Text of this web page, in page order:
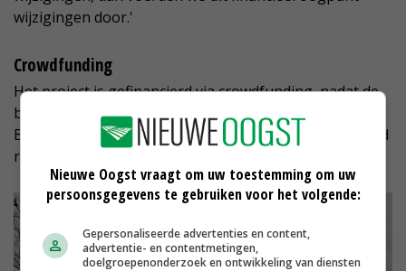
wijzigingen door.'
Crowdfunding
Het project is gefinancierd via crowdfunding, nadat de
bank aangaf geen toekomst te zien voor dit concept.
Binnen één uur was hun aanvraag bij Collin Crowdfund
rond door 278 investeerders.
Nieuwe Oogst vraagt om uw toestemming om uw
persoonsgegevens te gebruiken voor het volgende:
Gepersonaliseerde advertenties en content,
advertentie- en contentmetingen,
doelgroepenonderzoek en ontwikkeling van diensten